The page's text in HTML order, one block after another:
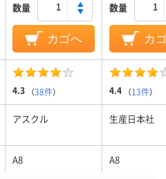
数量
カゴへ
数量
カ
4.3 （38件） 4.4 （13件）
アスクル 生産日本社
A8 A8